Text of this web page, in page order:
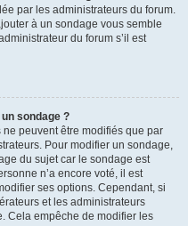
par les administrateurs du forum.
à un sondage vous semble
du forum s’il est
sondage ?
peuvent être modifiés que par
Pour modifier un sondage,
du sujet car le sondage est
n’a encore voté, il est
ses options. Cependant, si
et les administrateurs
Cela empêche de modifier les